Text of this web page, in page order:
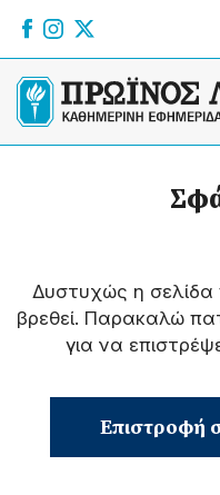
Δυστυχώς η σελίδα
βρεθεί. Παρακαλώ
για να
Επιστροφή